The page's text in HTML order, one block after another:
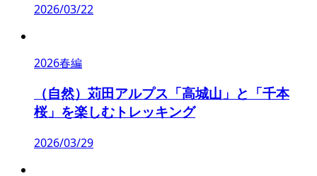
2026/03/22
2026春編
（自然）苅田アルプス「高城山」と「千本
桜」を楽しむトレッキング
2026/03/29